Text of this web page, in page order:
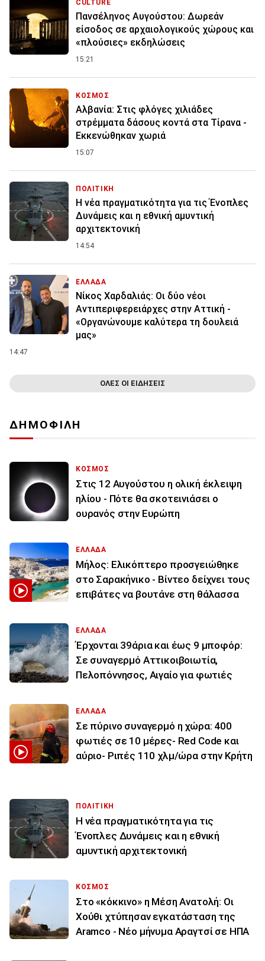
CULTURE
Πανσέληνος Αυγούστου: Δωρεάν
είσοδος σε αρχαιολογικούς χώρους και
«πλούσιες» εκδηλώσεις
15:21
ΚΟΣΜΟΣ
Αλβανία: Στις φλόγες χιλιάδες
στρέμματα δάσους κοντά στα Τίρανα -
Εκκενώθηκαν χωριά
15:07
ΠΟΛΙΤΙΚΗ
Η νέα πραγματικότητα για τις Ένοπλες
Δυνάμεις και η εθνική αμυντική
αρχιτεκτονική
14:54
ΕΛΛΑΔΑ
Νίκος Χαρδαλιάς: Οι δύο νέοι
Αντιπεριφερειάρχες στην Αττική -
«Οργανώνουμε καλύτερα τη δουλειά
μας»
14:47
ΟΛΕΣ ΟΙ ΕΙΔΗΣΕΙΣ
ΔΗΜΟΦΙΛΗ
ΚΟΣΜΟΣ
Στις 12 Αυγούστου η ολική έκλειψη
ηλίου - Πότε θα σκοτεινιάσει ο
ουρανός στην Ευρώπη
ΕΛΛΑΔΑ
Μήλος: Ελικόπτερο προσγειώθηκε
στο Σαρακήνικο - Βίντεο δείχνει τους
επιβάτες να βουτάνε στη θάλασσα
ΕΛΛΑΔΑ
Έρχονται 39άρια και έως 9 μποφόρ:
Σε συναγερμό Αττικοιβοιωτία,
Πελοπόννησος, Αιγαίο για φωτιές
ΕΛΛΑΔΑ
Σε πύρινο συναγερμό η χώρα: 400
φωτιές σε 10 μέρες- Red Code και
αύριο- Ριπές 110 χλμ/ώρα στην Κρήτη
ΠΟΛΙΤΙΚΗ
Η νέα πραγματικότητα για τις
Ένοπλες Δυνάμεις και η εθνική
αμυντική αρχιτεκτονική
ΚΟΣΜΟΣ
Στο «κόκκινο» η Μέση Ανατολή: Οι
Χούθι χτύπησαν εγκατάσταση της
Aramco - Νέο μήνυμα Αραγτσί σε ΗΠΑ